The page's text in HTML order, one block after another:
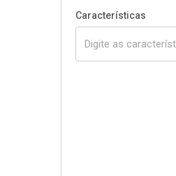
Características